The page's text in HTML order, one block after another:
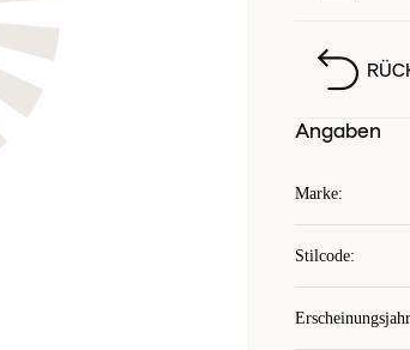
Angaben
Marke:
Stilcode:
Erscheinungsjahr